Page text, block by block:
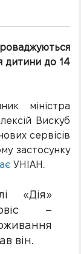
дитини до 14
міністра
Вискуб
сервісів
застосунку
УНІАН.
«Дія»
–
він.